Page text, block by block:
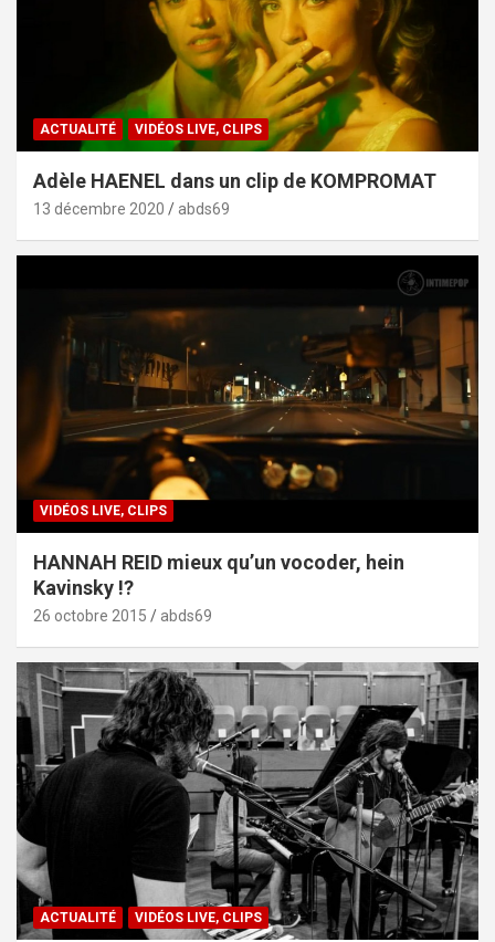
ACTUALITÉ VIDÉOS LIVE, CLIPS
Adèle HAENEL dans un clip de KOMPROMAT
13 décembre 2020 abds69
VIDÉOS LIVE, CLIPS
HANNAH REID mieux qu’un vocoder, hein
Kavinsky !?
26 octobre 2015 abds69
ACTUALITÉ VIDÉOS LIVE, CLIPS